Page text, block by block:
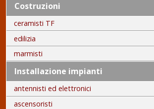
Costruzioni
ceramisti TF
edilizia
marmisti
Installazione impianti
antennisti ed elettronici
ascensoristi